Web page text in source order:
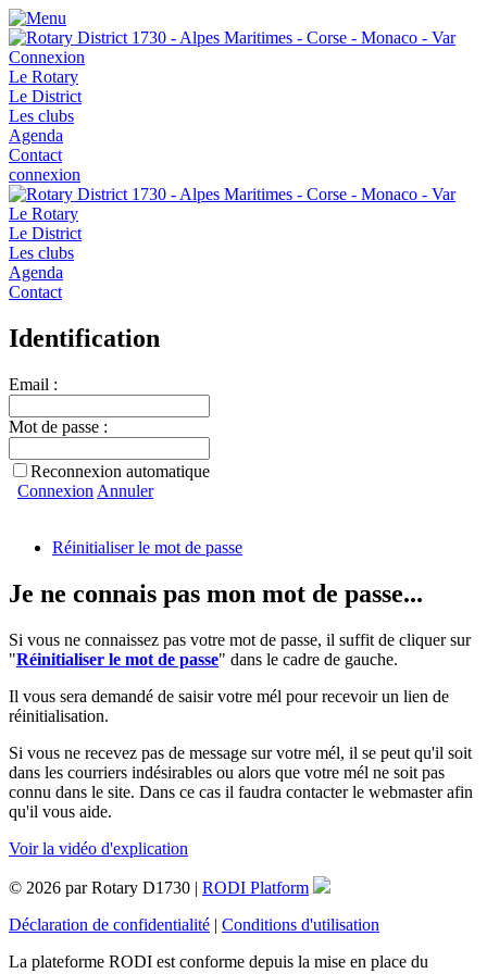
Connexion
Le Rotary
Le District
Les clubs
Agenda
Contact
connexion
Le Rotary
Le District
Les clubs
Agenda
Contact
Identification
Email :
Mot de passe :
Reconnexion automatique
Connexion Annuler
Réinitialiser le mot de passe
Je ne connais pas mon mot de passe...
Si vous ne connaissez pas votre mot de passe, il suffit de cliquer sur
"Réinitialiser le mot de passe" dans le cadre de gauche.
Il vous sera demandé de saisir votre mél pour recevoir un lien de
réinitialisation.
Si vous ne recevez pas de message sur votre mél, il se peut qu'il soit
dans les courriers indésirables ou alors que votre mél ne soit pas
connu dans le site. Dans ce cas il faudra contacter le webmaster afin
qu'il vous aide.
Voir la vidéo d'explication
© 2026 par Rotary D1730 | RODI Platform
Déclaration de confidentialité | Conditions d'utilisation
La plateforme RODI est conforme depuis la mise en place du